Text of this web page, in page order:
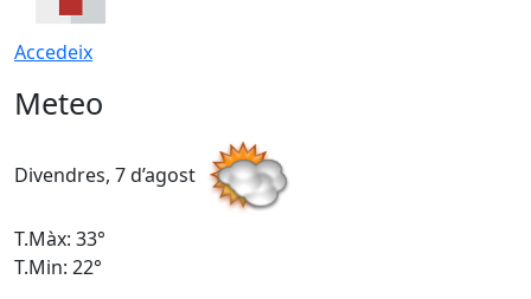
Accedeix
Meteo
Divendres, 7 d’agost
T.Màx: 33°
T.Min: 22°